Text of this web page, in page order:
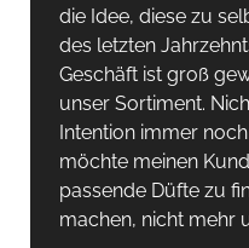
die Idee, diese zu
des letzten
Geschäft ist groß
unser Sortiment.
Intention immer
möchte meinen
passende Düfte zu
machen, nicht mehr